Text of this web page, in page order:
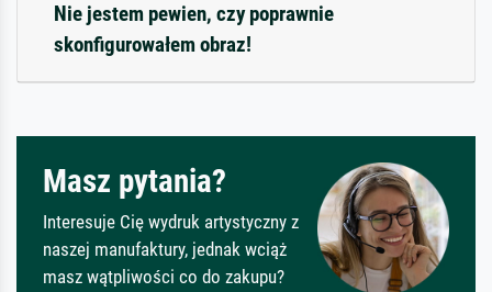
Nie jestem pewien, czy poprawnie
skonfigurowałem obraz!
Masz pytania?
Interesuje Cię wydruk artystyczny z
naszej manufaktury, jednak wciąż
masz wątpliwości co do zakupu?